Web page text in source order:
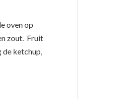
oven op
zout. Fruit
de ketchup,